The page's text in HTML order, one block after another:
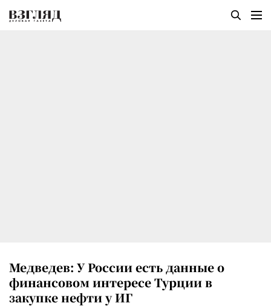
Медведев: У России есть данные о
финансовом интересе Турции в
закупке нефти у ИГ